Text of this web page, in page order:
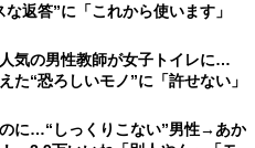
返答”に「これから使います」
人気の男性教師が女子トイレに…
た“恐ろしいモノ”に「許せない」
に…“しっくりこない”男性→あか